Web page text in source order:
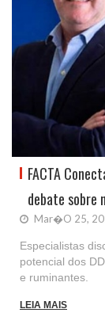
FACTA
debate sobre
Mar�o 25,
Especialistas
potencial dos
e ruminantes.
LEIA MAIS